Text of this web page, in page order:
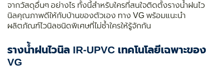
จากวัสดุอื่นๆ อย่างไร ทั้งนี้สำหรับใครที่สนใจติดตั้งรางน้ำฝนไว
นิลคุณภาพดีให้กับบ้านของตัวเอง ทาง VG พร้อมแนะนำ
ผลิตภัณฑ์ไวนิลชนิดพิเศษที่ไม่ซ้ำใครให้รู้จักกัน
รางน้ำฝนไวนิล IR-UPVC เทคโนโลยีเฉพาะของ
VG